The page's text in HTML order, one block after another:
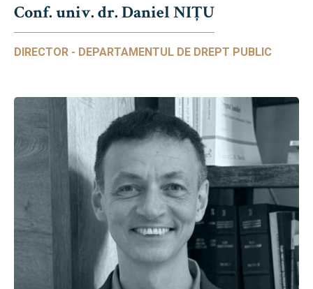
Conf. univ. dr. Daniel NIŢU
DIRECTOR - DEPARTAMENTUL DE DREPT PUBLIC